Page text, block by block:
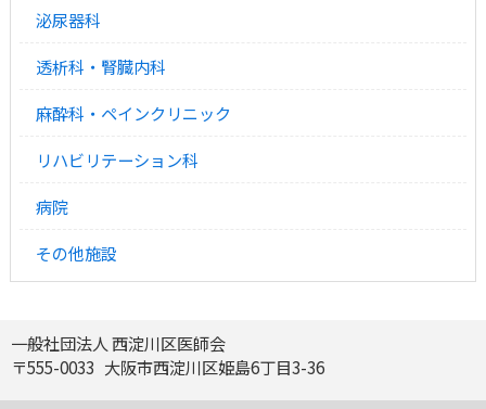
泌尿器科
透析科・腎臓内科
麻酔科・ペインクリニック
リハビリテーション科
病院
その他施設
一般社団法人 西淀川区医師会
〒555-0033 大阪市西淀川区姫島6丁目3-36